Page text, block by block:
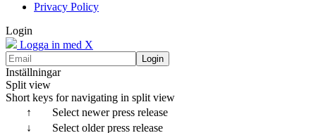
Privacy Policy
Login
Logga in med X
Login
Inställningar
Split view
Short keys for navigating in split view
↑
Select newer press release
↓
Select older press release